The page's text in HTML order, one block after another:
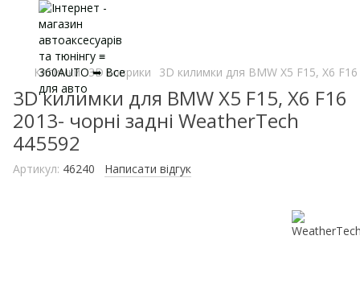
Килимки 3D коврики 3D килимки для BMW X5 F15, X6
3D килимки для BMW X5 F15, X6 F16
2013- чорні задні WeatherTech
445592
Артикул: 46240 Написати відгук